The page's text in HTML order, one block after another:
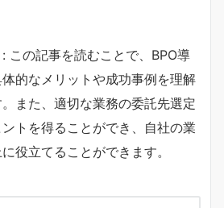
この記事を読むことで、BPO導
的なメリットや成功事例を理解
また、適切な業務の委託先選定
トを得ることができ、自社の業
役立てることができます。